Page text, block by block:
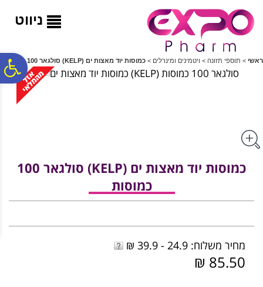
ניווט
ראשי > תוספי תזונה > ויטמינים ומינרלים > כמוסות יוד מאצות ים (KELP) סולגאר 100 כמוסות
כמוסות יוד מאצות ים (KELP) סולגאר 100
כמוסות
מחיר משלוח: 24.9 - 39.9 ₪
85.50 ₪